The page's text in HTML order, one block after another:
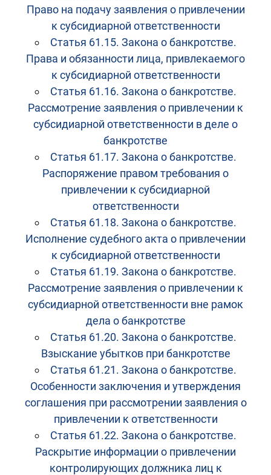
Право на подачу заявления о привлечении
к субсидиарной ответственности
Статья 61.15. Закона о банкротстве.
Права и обязанности лица, привлекаемого
к субсидиарной ответственности
Статья 61.16. Закона о банкротстве.
Рассмотрение заявления о привлечении к
субсидиарной ответственности в деле о
банкротстве
Статья 61.17. Закона о банкротстве.
Распоряжение правом требования о
привлечении к субсидиарной
ответственности
Статья 61.18. Закона о банкротстве.
Исполнение судебного акта о привлечении
к субсидиарной ответственности
Статья 61.19. Закона о банкротстве.
Рассмотрение заявления о привлечении к
субсидиарной ответственности вне рамок
дела о банкротстве
Статья 61.20. Закона о банкротстве.
Взыскание убытков при банкротстве
Статья 61.21. Закона о банкротстве.
Особенности заключения и утверждения
соглашения при рассмотрении заявления о
привлечении к ответственности
Статья 61.22. Закона о банкротстве.
Раскрытие информации о привлечении
контролирующих должника лиц к